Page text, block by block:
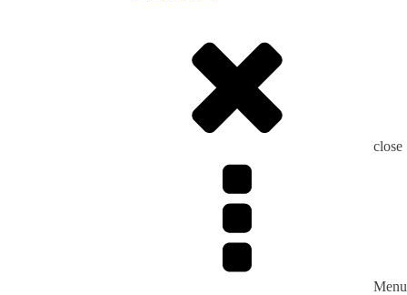
close
Menu